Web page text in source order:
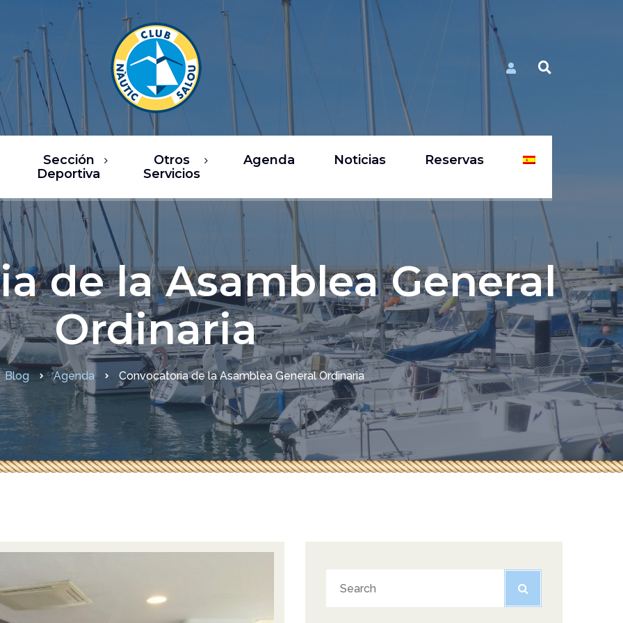
Sección
Deportiva
de Vela
Deportiva
Fitness
COVID-19
Otros
Servicios
Restaurantes
Ocio / Comercio
Chárter y actividades
náuticas
Servicios náuticos
Agenda Noticias Reservas
de la Asamblea General
Ordinaria
Blog Agenda Convocatoria de la Asamblea General Ordinaria